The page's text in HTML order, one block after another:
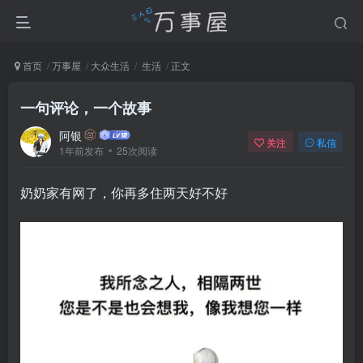
首页 万事屋 大众生活 生活 正文
一句评论，一个故事
阿银
1年前发布 25次阅读
关注 私信
奶奶家有网了，你再多住两天好不好